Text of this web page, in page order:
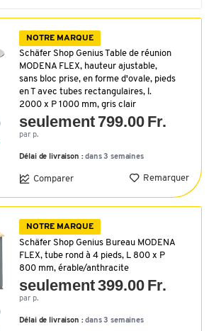
NOTRE MARQUE
Schäfer Shop Genius Table de réunion
MODENA FLEX, hauteur ajustable,
sans bloc prise, en forme d'ovale, pieds
en T avec tubes rectangulaires, l.
2000 x P 1000 mm, gris clair
seulement 799.00 Fr.
par p.
Délai de livraison :dans 3 semaines
Comparer Remarquer
NOTRE MARQUE
Schäfer Shop Genius Bureau MODENA
FLEX, tube rond à 4 pieds, L 800 x P
800 mm, érable/anthracite
seulement 399.00 Fr.
par p.
Délai de livraison :dans 3 semaines